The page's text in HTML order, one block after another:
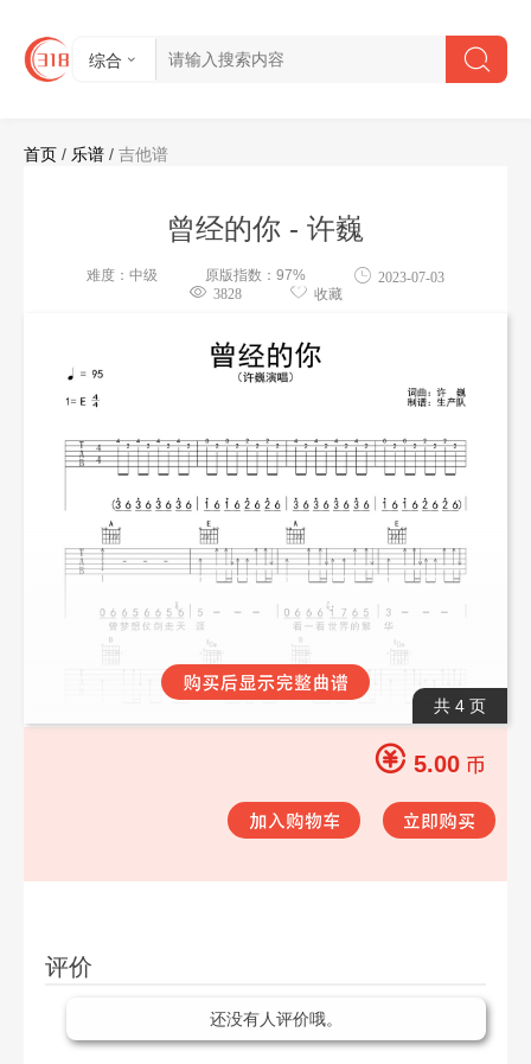
综合
首页 / 乐谱 / 吉他谱
曾经的你 - 许巍
难度：中级 原版指数：97%
2023-07-03
3828
收藏
共 4 页
5.00
评价
还没有人评价哦。